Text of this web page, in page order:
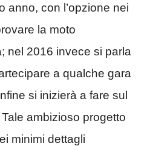
anno, con l’opzione nei
la moto
nel 2016 invece si parla
a qualche gara
si inizierà a fare sul
ambizioso progetto
minimi dettagli